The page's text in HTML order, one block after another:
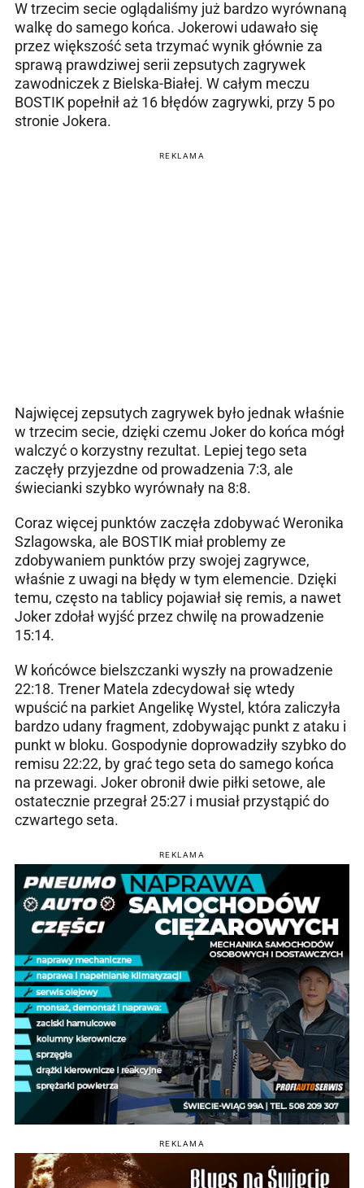
W trzecim secie oglądaliśmy już bardzo wyrównaną
walkę do samego końca. Jokerowi udawało się
przez większość seta trzymać wynik głównie za
sprawą prawdziwej serii zepsutych zagrywek
zawodniczek z Bielska-Białej. W całym meczu
BOSTIK popełnił aż 16 błędów zagrywki, przy 5 po
stronie Jokera.
REKLAMA
Najwięcej zepsutych zagrywek było jednak właśnie
w trzecim secie, dzięki czemu Joker do końca mógł
walczyć o korzystny rezultat. Lepiej tego seta
zaczęły przyjezdne od prowadzenia 7:3, ale
świecianki szybko wyrównały na 8:8.
Coraz więcej punktów zaczęła zdobywać Weronika
Szlagowska, ale BOSTIK miał problemy ze
zdobywaniem punktów przy swojej zagrywce,
właśnie z uwagi na błędy w tym elemencie. Dzięki
temu, często na tablicy pojawiał się remis, a nawet
Joker zdołał wyjść przez chwilę na prowadzenie
15:14.
W końcówce bielszczanki wyszły na prowadzenie
22:18. Trener Matela zdecydował się wtedy
wpuścić na parkiet Angelikę Wystel, która zaliczyła
bardzo udany fragment, zdobywając punkt z ataku i
punkt w bloku. Gospodynie doprowadziły szybko do
remisu 22:22, by grać tego seta do samego końca
na przewagi. Joker obronił dwie piłki setowe, ale
ostatecznie przegrał 25:27 i musiał przystąpić do
czwartego seta.
REKLAMA
REKLAMA